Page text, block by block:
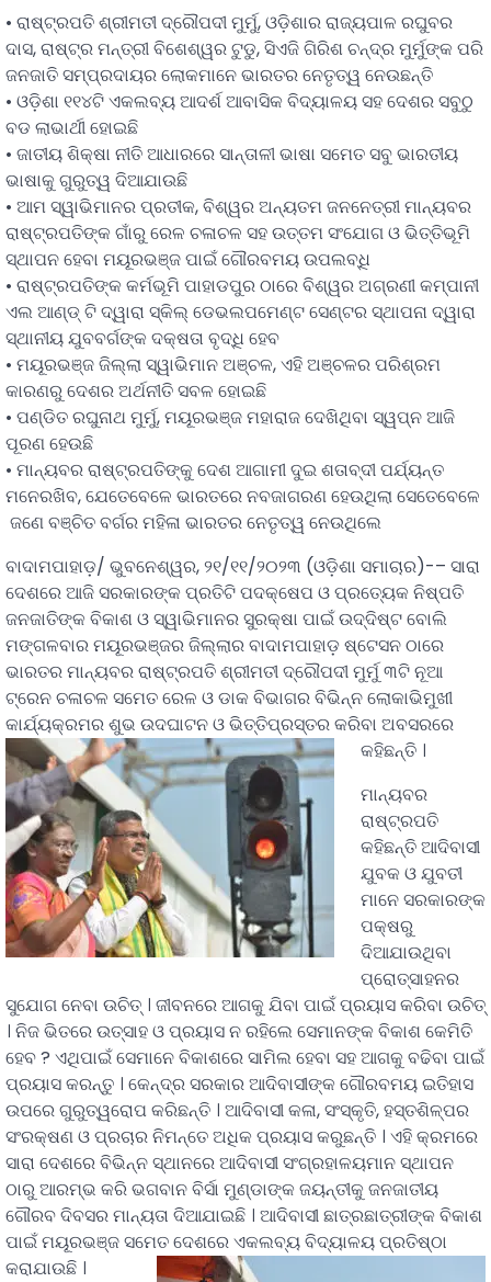
• ରାଷ୍ଟ୍ରପତି ଶ୍ରୀମତୀ ଦ୍ରୌପଦୀ ମୁର୍ମୁ, ଓଡ଼ିଶାର ରାଜ୍ୟପାଳ ରଘୁବର
ଦାସ, ରାଷ୍ଟ୍ର ମନ୍ତ୍ରୀ ବିଶେଶ୍ୱର ଟୁଡୁ, ସିଏଜି ଗିରିଶ ଚନ୍ଦ୍ର ମୁର୍ମୁଙ୍କ ପରି
ଜନଜାତି ସମ୍ପ୍ରଦାୟର ଲୋକମାନେ ଭାରତର ନେତୃତ୍ୱ ନେଉଛନ୍ତି
• ଓଡ଼ିଶା ୧୧୪ଟି ଏକଲବ୍ୟ ଆଦର୍ଶ ଆବାସିକ ବିଦ୍ୟାଳୟ ସହ ଦେଶର ସବୁଠୁ
ବଡ ଲାଭାର୍ଥୀ ହୋଇଛି
• ଜାତୀୟ ଶିକ୍ଷା ନୀତି ଆଧାରରେ ସାନ୍ତାଳୀ ଭାଷା ସମେତ ସବୁ ଭାରତୀୟ
ଭାଷାକୁ ଗୁରୁତ୍ୱ ଦିଆଯାଉଛି
• ଆମ ସ୍ୱାଭିମାନର ପ୍ରତୀକ, ବିଶ୍ୱର ଅନ୍ୟତମ ଜନନେତ୍ରୀ ମାନ୍ୟବର
ରାଷ୍ଟ୍ରପତିଙ୍କ ଗାଁରୁ ରେଳ ଚଳାଚଳ ସହ ଉତ୍ତମ ସଂଯୋଗ ଓ ଭିତ୍ତିଭୂମି
ସ୍ଥାପନ ହେବା ମୟୂରଭଞ୍ଜ ପାଇଁ ଗୌରବମୟ ଉପଲବ୍ଧି
• ରାଷ୍ଟ୍ରପତିଙ୍କ କର୍ମଭୂମି ପାହାଡପୁର ଠାରେ ବିଶ୍ୱର ଅଗ୍ରଣୀ କମ୍ପାନୀ
ଏଲ ଆଣ୍ଡ୍ ଟି ଦ୍ୱାରା ସ୍କିଲ୍ ଡେଭଲପମେଣ୍ଟ ସେଣ୍ଟର ସ୍ଥାପନା ଦ୍ୱାରା
ସ୍ଥାନୀୟ ଯୁବବର୍ଗଙ୍କ ଦକ୍ଷତା ବୃଦ୍ଧି ହେବ
• ମୟୂରଭଞ୍ଜ ଜିଲ୍ଲା ସ୍ୱାଭିମାନ ଅଞ୍ଚଳ, ଏହି ଅଞ୍ଚଳର ପରିଶ୍ରମ
କାରଣରୁ ଦେଶର ଅର୍ଥନୀତି ସବଳ ହୋଇଛି
• ପଣ୍ଡିତ ରଘୁନାଥ ମୁର୍ମୁ, ମୟୂରଭଞ୍ଜ ମହାରାଜ ଦେଖିଥିବା ସ୍ୱପ୍ନ ଆଜି
ପୂରଣ ହେଉଛି
• ମାନ୍ୟବର ରାଷ୍ଟ୍ରପତିଙ୍କୁ ଦେଶ ଆଗାମୀ ଦୁଇ ଶତାବ୍ଦୀ ପର୍ଯ୍ୟନ୍ତ
ମନେରଖିବ, ଯେତେବେଳେ ଭାରତରେ ନବଜାଗରଣ ହେଉଥିଲା ସେତେବେଳେ
ଜଣେ ବଞ୍ଚିତ ବର୍ଗର ମହିଳା ଭାରତର ନେତୃତ୍ୱ ନେଉଥିଲେ
ବାଦାମପାହାଡ଼/ ଭୁବନେଶ୍ୱର, ୨୧/୧୧/୨୦୨୩ (ଓଡ଼ିଶା ସମାଚାର)-– ସାରା
ଦେଶରେ ଆଜି ସରକାରଙ୍କ ପ୍ରତିଟି ପଦକ୍ଷେପ ଓ ପ୍ରତ୍ୟେକ ନିଷ୍ପତି
ଜନଜାତିଙ୍କ ବିକାଶ ଓ ସ୍ୱାଭିମାନର ସୁରକ୍ଷା ପାଇଁ ଉଦ୍ଦିଷ୍ଟ ବୋଲି
ମଙ୍ଗଳବାର ମୟୂରଭଞ୍ଜର ଜିଲ୍ଲାର ବାଦାମପାହାଡ଼ ଷ୍ଟେସନ ଠାରେ
ଭାରତର ମାନ୍ୟବର ରାଷ୍ଟ୍ରପତି ଶ୍ରୀମତୀ ଦ୍ରୌପଦୀ ମୁର୍ମୁ ୩ଟି ନୂଆ
ଟ୍ରେନ ଚଳାଚଳ ସମେତ ରେଳ ଓ ଡାକ ବିଭାଗର ବିଭିନ୍ନ ଲୋକାଭିମୁଖୀ
କାର୍ଯ୍ୟକ୍ରମର ଶୁଭ ଉଦଘାଟନ ଓ ଭିତ୍ତିପ୍ରସ୍ତର କରିବା ଅବସରରେ
କହିଛନ୍ତି ।
ମାନ୍ୟବର
ରାଷ୍ଟ୍ରପତି
କହିଛନ୍ତି ଆଦିବାସୀ
ଯୁବକ ଓ ଯୁବତୀ
ମାନେ ସରକାରଙ୍କ
ପକ୍ଷରୁ
ଦିଆଯାଉଥିବା
ପ୍ରୋତ୍ସାହନର
ସୁଯୋଗ ନେବା ଉଚିତ୍ । ଜୀବନରେ ଆଗକୁ ଯିବା ପାଇଁ ପ୍ରୟାସ କରିବା ଉଚିତ୍
। ନିଜ ଭିତରେ ଉତ୍ସାହ ଓ ପ୍ରୟାସ ନ ରହିଲେ ସେମାନଙ୍କ ବିକାଶ କେମିତି
ହେବ ? ଏଥିପାଇଁ ସେମାନେ ବିକାଶରେ ସାମିଲ ହେବା ସହ ଆଗକୁ ବଢିବା ପାଇଁ
ପ୍ରୟାସ କରନ୍ତୁ । କେନ୍ଦ୍ର ସରକାର ଆଦିବାସୀଙ୍କ ଗୌରବମୟ ଇତିହାସ
ଉପରେ ଗୁରୁତ୍ୱରୋପ କରିଛନ୍ତି । ଆଦିବାସୀ କଳା, ସଂସ୍କୃତି, ହସ୍ତଶିଳ୍ପର
ସଂରକ୍ଷଣ ଓ ପ୍ରଚାର ନିମନ୍ତେ ଅଧିକ ପ୍ରୟାସ କରୁଛନ୍ତି । ଏହି କ୍ରମରେ
ସାରା ଦେଶରେ ବିଭିନ୍ନ ସ୍ଥାନରେ ଆଦିବାସୀ ସଂଗ୍ରହାଳୟମାନ ସ୍ଥାପନ
ଠାରୁ ଆରମ୍ଭ କରି ଭଗବାନ ବିର୍ସା ମୁଣ୍ଡାଙ୍କ ଜୟନ୍ତୀକୁ ଜନଜାତୀୟ
ଗୌରବ ଦିବସର ମାନ୍ୟତା ଦିଆଯାଇଛି । ଆଦିବାସୀ ଛାତ୍ରଛାତ୍ରୀଙ୍କ ବିକାଶ
ପାଇଁ ମୟୂରଭଞ୍ଜ ସମେତ ଦେଶରେ ଏକଲବ୍ୟ ବିଦ୍ୟାଳୟ ପ୍ରତିଷ୍ଠା
କରାଯାଉଛି ।